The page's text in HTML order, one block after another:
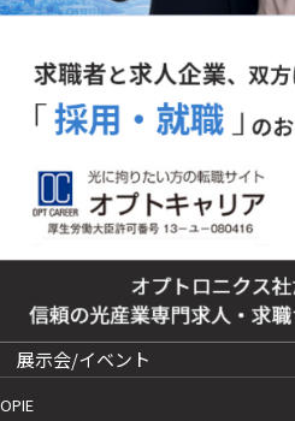
展示会/イベント
OPIE